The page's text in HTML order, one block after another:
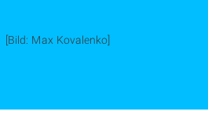
[Bild: Max Kovalenko]